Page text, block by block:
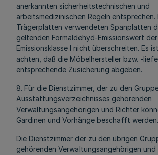
anerkannten sicherheitstechnischen und
arbeitsmedizinischen Regeln entsprechen.
Trägerplatten verwendeten Spanplatten
geltenden Formaldehyd-Emissionswert der
Emissionsklasse l nicht überschreiten. Es
achten, daß die Möbelhersteller bzw. -
entsprechende Zusicherung abgeben.
8. Für die Dienstzimmer, der zu den
Ausstattungsverzeichnisses gehörenden
Verwaltungsangehörigen und Richter
Gardinen und Vorhänge beschafft
Die Dienstzimmer der zu den übrigen
gehörenden Verwaltungsangehörigen und